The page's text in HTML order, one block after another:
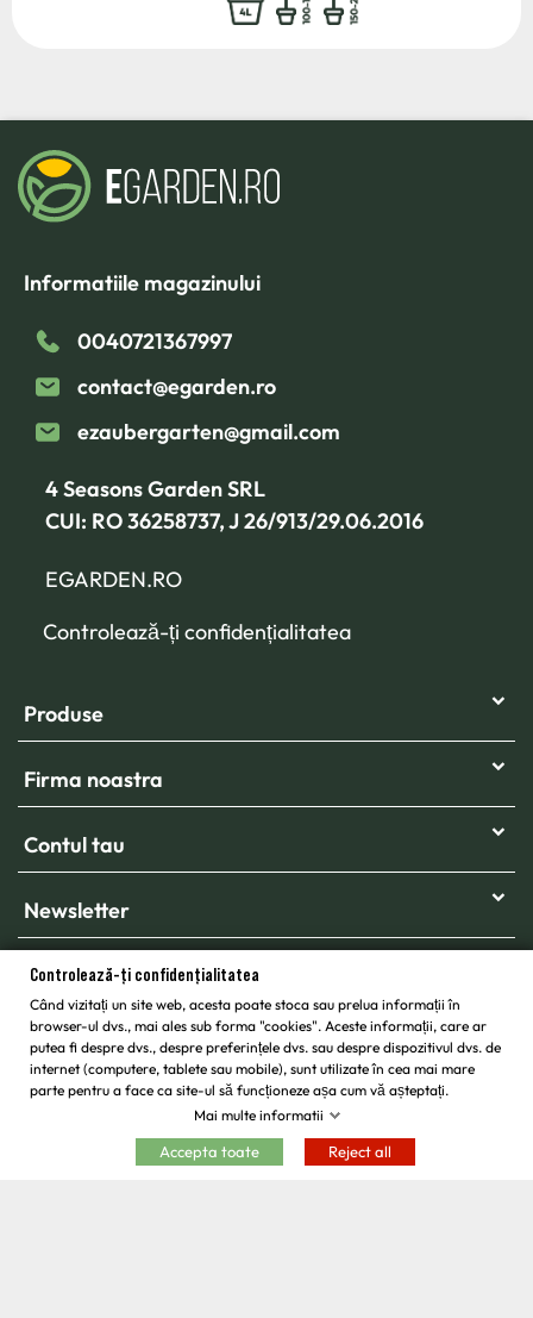
Informatiile magazinului
0040721367997
contact@egarden.ro
ezaubergarten@gmail.com
4 Seasons Garden SRL
CUI: RO 36258737, J 26/913/29.06.2016
EGARDEN.RO
Controlează-ți confidențialitatea
Produse
Firma noastra
Contul tau
Newsletter
Copyright © 2026 -Egarden.roToate drepturile rezervate.
Controlează-ți confidențialitatea
Când vizitați un site web, acesta poate stoca sau prelua informații în
browser-ul dvs., mai ales sub forma "cookies". Aceste informații, care ar
putea fi despre dvs., despre preferințele dvs. sau despre dispozitivul dvs. de
internet (computere, tablete sau mobile), sunt utilizate în cea mai mare
parte pentru a face ca site-ul să funcționeze așa cum vă așteptați.
Mai multe informatii
Accepta toate Reject all